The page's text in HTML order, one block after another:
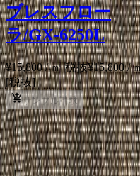
ブレスフロー
ラ/GX-6250L
¥15,800 / ㎡ 税抜¥15,800/
[税抜]
サンプル請求
こちらもおすす